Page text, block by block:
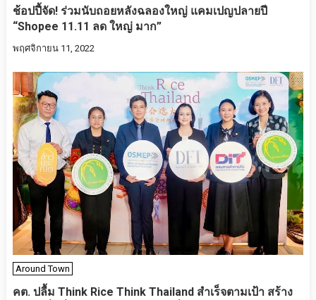
ช้อปปี้จัด! ร่วมนับถอยหลังฉลองใหญ่ แคมเปญปลายปี
“Shopee 11.11 ลด ใหญ่ มาก”
พฤศจิกายน 11, 2022
Around Town
คต. ปลื้ม Think Rice Think Thailand สำเร็จตามเป้า สร้าง